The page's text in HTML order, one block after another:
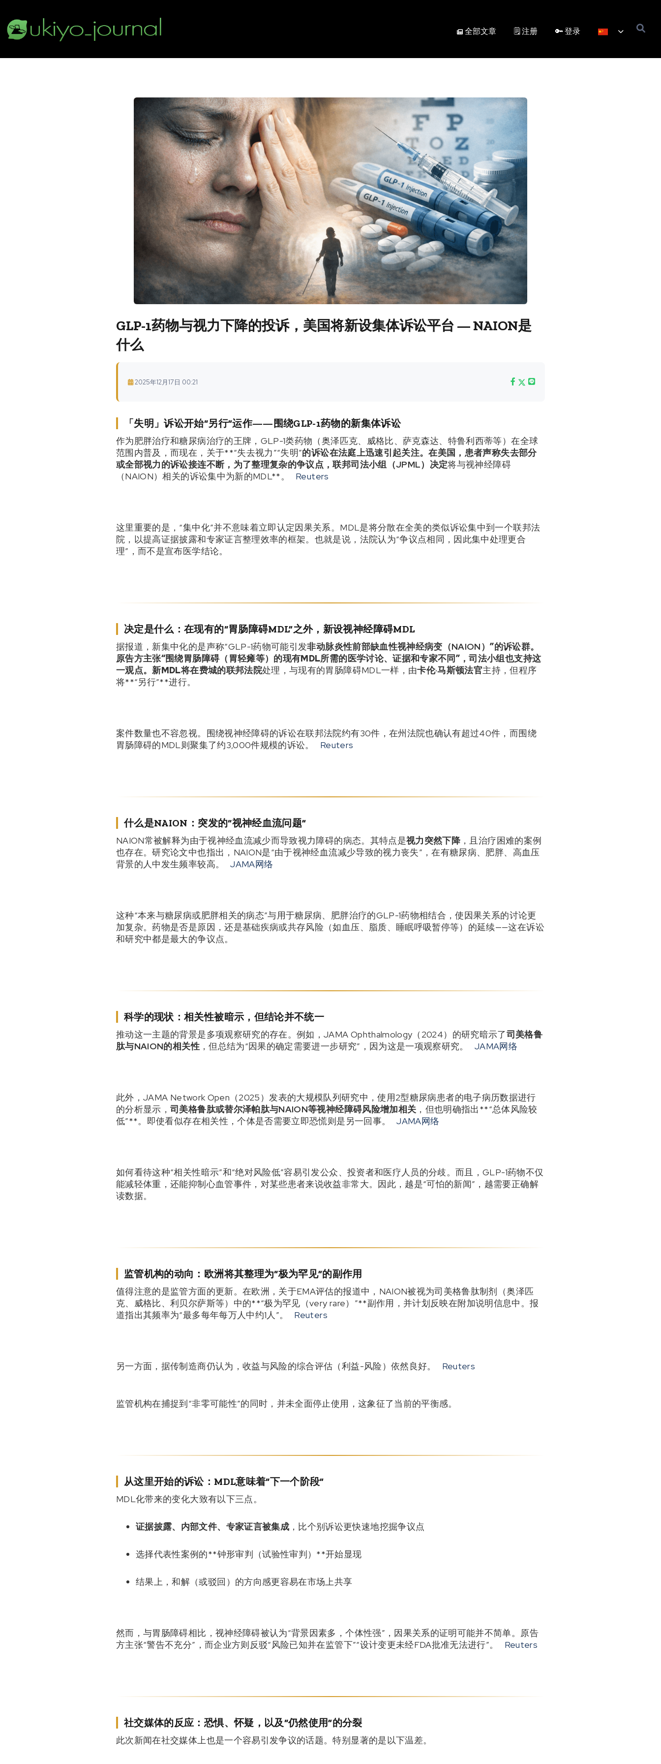
全部文章 🗒️ 注册 🔑 登录
GLP-1药物与视力下降的投诉，美国将新设集体诉讼平台 — NAION是
什么
2025年12月17日 00:21
「失明」诉讼开始“另行”运作——围绕GLP-1药物的新集体诉讼
作为肥胖治疗和糖尿病治疗的王牌，GLP-1类药物（奥泽匹克、威格比、萨克森达、特鲁利西蒂等）在全球
范围内普及，而现在，关于**“失去视力”“失明”的诉讼在法庭上迅速引起关注。在美国，患者声称失去部分
或全部视力的诉讼接连不断，为了整理复杂的争议点，联邦司法小组（JPML）决定将与视神经障碍
（NAION）相关的诉讼集中为新的MDL**。
Reuters
这里重要的是，“集中化”并不意味着立即认定因果关系。MDL是将分散在全美的类似诉讼集中到一个联邦法
院，以提高证据披露和专家证言整理效率的框架。也就是说，法院认为“争议点相同，因此集中处理更合
理”，而不是宣布医学结论。
决定是什么：在现有的“胃肠障碍MDL”之外，新设视神经障碍MDL
据报道，新集中化的是声称“GLP-1药物可能引发非动脉炎性前部缺血性视神经病变（NAION）”的诉讼群。
原告方主张“围绕胃肠障碍（胃轻瘫等）的现有MDL所需的医学讨论、证据和专家不同”，司法小组也支持这
一观点。新MDL将在费城的联邦法院处理，与现有的胃肠障碍MDL一样，由卡伦·马斯顿法官主持，但程序
将**“另行”**进行。
案件数量也不容忽视。围绕视神经障碍的诉讼在联邦法院约有30件，在州法院也确认有超过40件，而围绕
胃肠障碍的MDL则聚集了约3,000件规模的诉讼。
Reuters
什么是NAION：突发的“视神经血流问题”
NAION常被解释为由于视神经血流减少而导致视力障碍的病态。其特点是视力突然下降，且治疗困难的案例
也存在。研究论文中也指出，NAION是“由于视神经血流减少导致的视力丧失”，在有糖尿病、肥胖、高血压
背景的人中发生频率较高。
JAMA网络
这种“本来与糖尿病或肥胖相关的病态”与用于糖尿病、肥胖治疗的GLP-1药物相结合，使因果关系的讨论更
加复杂。药物是否是原因，还是基础疾病或共存风险（如血压、脂质、睡眠呼吸暂停等）的延续——这在诉讼
和研究中都是最大的争议点。
科学的现状：相关性被暗示，但结论并不统一
推动这一主题的背景是多项观察研究的存在。例如，JAMA Ophthalmology（2024）的研究暗示了司美格鲁
肽与NAION的相关性，但总结为“因果的确定需要进一步研究”，因为这是一项观察研究。 JAMA网络
此外，JAMA Network Open（2025）发表的大规模队列研究中，使用2型糖尿病患者的电子病历数据进行
的分析显示，司美格鲁肽或替尔泽帕肽与NAION等视神经障碍风险增加相关 ，但也明确指出**“总体风险较
低”**。即使看似存在相关性，个体是否需要立即恐慌则是另一回事。
JAMA网络
如何看待这种“相关性暗示”和“绝对风险低”容易引发公众、投资者和医疗人员的分歧。而且，GLP-1药物不仅
能减轻体重，还能抑制心血管事件，对某些患者来说收益非常大。因此，越是“可怕的新闻”，越需要正确解
读数据。
监管机构的动向：欧洲将其整理为“极为罕见”的副作用
值得注意的是监管方面的更新。在欧洲，关于EMA评估的报道中，NAION被视为司美格鲁肽制剂（奥泽匹
克、威格比、利贝尔萨斯等）中的**“极为罕见（very rare）”**副作用，并计划反映在附加说明信息中。报
道指出其频率为“最多每年每万人中约1人”。
Reuters
另一方面，据传制造商仍认为，收益与风险的综合评估（利益-风险）依然良好。 Reuters
监管机构在捕捉到“非零可能性”的同时，并未全面停止使用，这象征了当前的平衡感。
从这里开始的诉讼：MDL意味着“下一个阶段”
MDL化带来的变化大致有以下三点。
证据披露、内部文件、专家证言被集成，比个别诉讼更快速地挖掘争议点
选择代表性案例的**钟形审判（试验性审判）**开始显现
结果上，和解（或驳回）的方向感更容易在市场上共享
然而，与胃肠障碍相比，视神经障碍被认为“背景因素多，个体性强”，因果关系的证明可能并不简单。原告
方主张“警告不充分”，而企业方则反驳“风险已知并在监管下”“设计变更未经FDA批准无法进行”。
Reuters
社交媒体的反应：恐惧、怀疑，以及“仍然使用”的分裂
此次新闻在社交媒体上也是一个容易引发争议的话题。特别显著的是以下温差。